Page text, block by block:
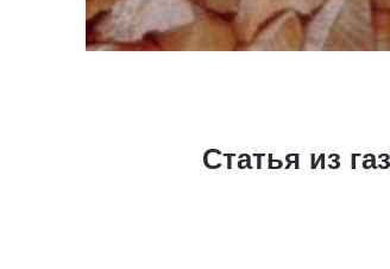
Статья из